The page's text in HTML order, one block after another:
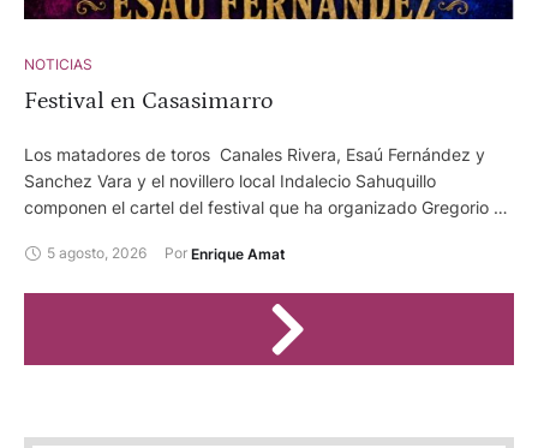
NOTICIAS
Festival en Casasimarro
Los matadores de toros Canales Rivera, Esaú Fernández y
Sanchez Vara y el novillero local Indalecio Sahuquillo
componen el cartel del festival que ha organizado Gregorio de
conquense de Casasimarro. Será el día 24 de agosto, con
5 agosto, 2026 Por Enrique Amat